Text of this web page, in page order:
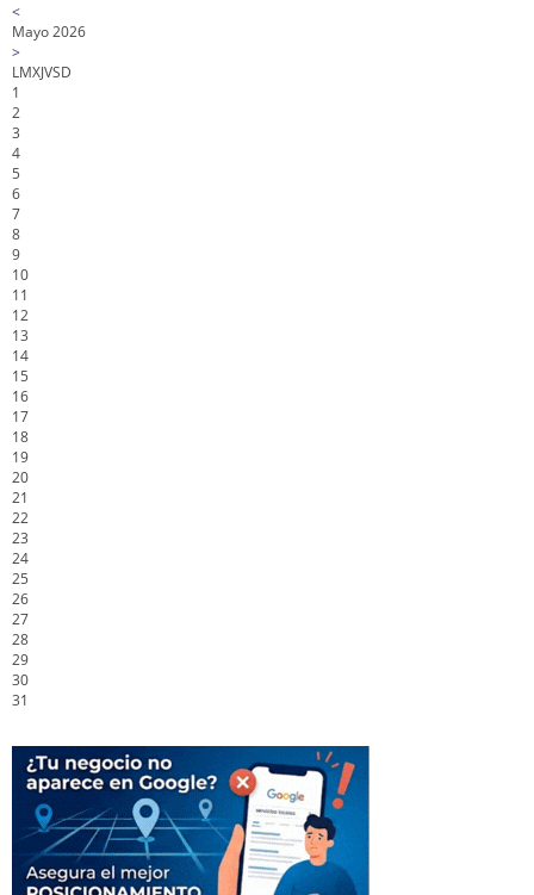
<
Mayo 2026
>
LMXJVSD
1
2
3
4
5
6
7
8
9
10
11
12
13
14
15
16
17
18
19
20
21
22
23
24
25
26
27
28
29
30
31